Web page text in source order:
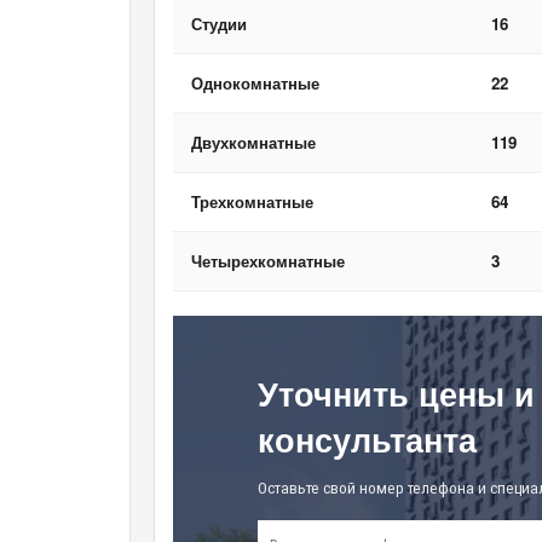
Студии 16
Однокомнатные 22
Двухкомнатные 119
Трехкомнатные 64
Четырехкомнатные 3
Уточнить цены
консультанта
Оставьте свой номер телефона и